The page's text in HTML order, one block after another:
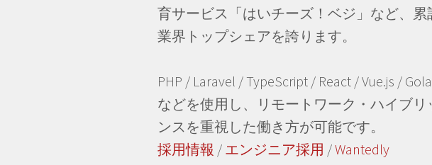
育サービス「はいチーズ！ベジ」など、
業界トップシェアを誇ります。
PHP / Laravel / TypeScript / React / Vue.js /
などを使用し、リモートワーク・ハイブ
ンスを重視した働き方が可能です。
採用情報 / エンジニア採用 /Wantedly